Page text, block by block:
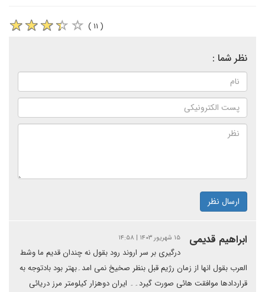
( ۱۱ )
نظر شما :
ارسال نظر
ابراهیم قدیمی ۱۵ شهریور ۱۴۰۳ | ۱۴:۵۸
درگیری بر سر اروند رود بقول نه چندان قدیم ما وشط
العرب بقول انها از زمان رژیم قبل بنظر صخیخ نمی امد۔بهتر بود بادتوجه به
قراردادها موافقت هائی صورت گیرد۔۔ ایران دوهزار کیلومتر مرز دریائی